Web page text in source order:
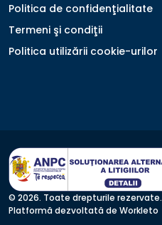
Politica de confidenţialitate
Termeni şi condiţii
Politica utilizării cookie-urilor
© 2026. Toate drepturile rezervate.
Platformă dezvoltată de Workleto